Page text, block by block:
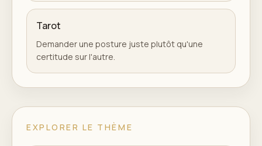
Tarot
Demander une posture juste plutôt qu'une
certitude sur l'autre.
EXPLORER LE THÈME